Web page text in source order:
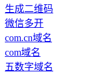
生成二维码
微信多开
com.cn域名
com域名
五数字域名